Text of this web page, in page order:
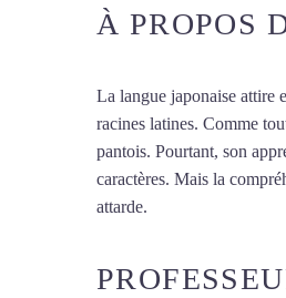
À PROPOS
La langue japonaise attire
racines latines. Comme
pantois. Pourtant, son
caractères. Mais la
attarde.